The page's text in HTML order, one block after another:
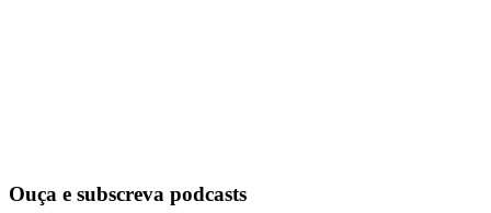
Ouça e subscreva podcasts